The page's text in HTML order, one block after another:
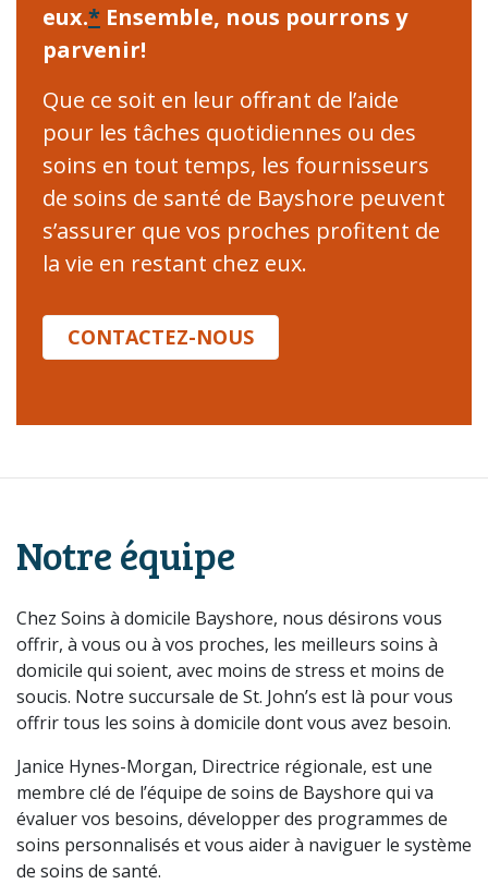
eux.* Ensemble, nous pourrons y
parvenir!
Que ce soit en leur offrant de l’aide
pour les tâches quotidiennes ou des
soins en tout temps, les fournisseurs
de soins de santé de Bayshore peuvent
s’assurer que vos proches profitent de
la vie en restant chez eux.
CONTACTEZ-NOUS
Notre équipe
Chez Soins à domicile Bayshore, nous désirons vous
offrir, à vous ou à vos proches, les meilleurs soins à
domicile qui soient, avec moins de stress et moins de
soucis. Notre succursale de St. John’s est là pour vous
offrir tous les soins à domicile dont vous avez besoin.
Janice Hynes-Morgan, Directrice régionale, est une
membre clé de l’équipe de soins de Bayshore qui va
évaluer vos besoins, développer des programmes de
soins personnalisés et vous aider à naviguer le système
de soins de santé.